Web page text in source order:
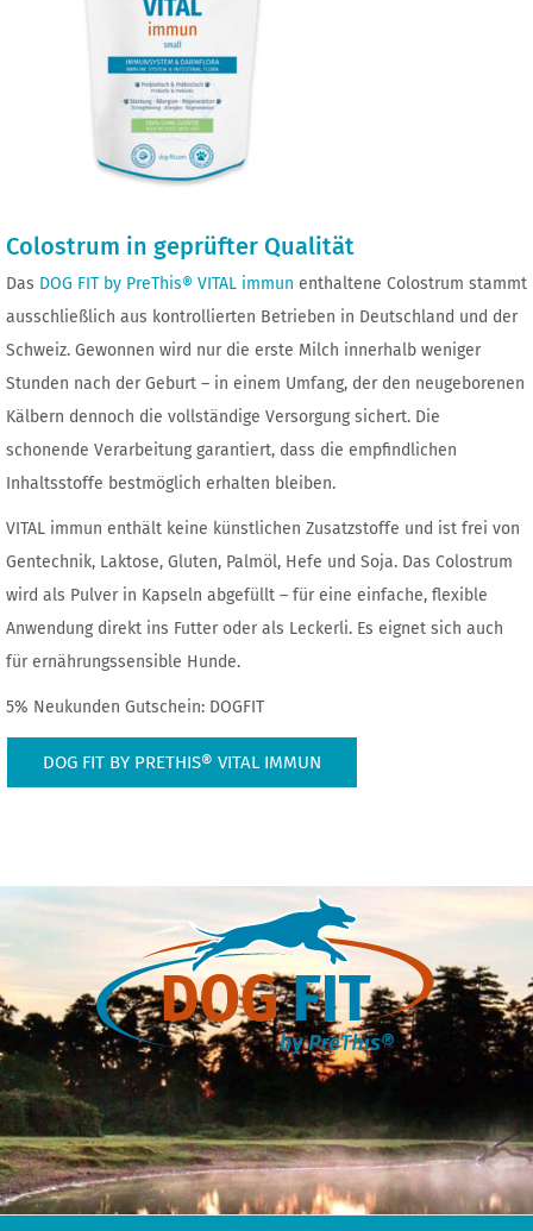
Colostrum in geprüfter Qualität
Das DOG FIT by PreThis® VITAL immun enthaltene Colostrum stammt
ausschließlich aus kontrollierten Betrieben in Deutschland und der
Schweiz. Gewonnen wird nur die erste Milch innerhalb weniger
Stunden nach der Geburt – in einem Umfang, der den neugeborenen
Kälbern dennoch die vollständige Versorgung sichert. Die
schonende Verarbeitung garantiert, dass die empfindlichen
Inhaltsstoffe bestmöglich erhalten bleiben.
VITAL immun enthält keine künstlichen Zusatzstoffe und ist frei von
Gentechnik, Laktose, Gluten, Palmöl, Hefe und Soja. Das Colostrum
wird als Pulver in Kapseln abgefüllt – für eine einfache, flexible
Anwendung direkt ins Futter oder als Leckerli. Es eignet sich auch
für ernährungssensible Hunde.
5% Neukunden Gutschein: DOGFIT
DOG FIT BY PRETHIS® VITAL IMMUN